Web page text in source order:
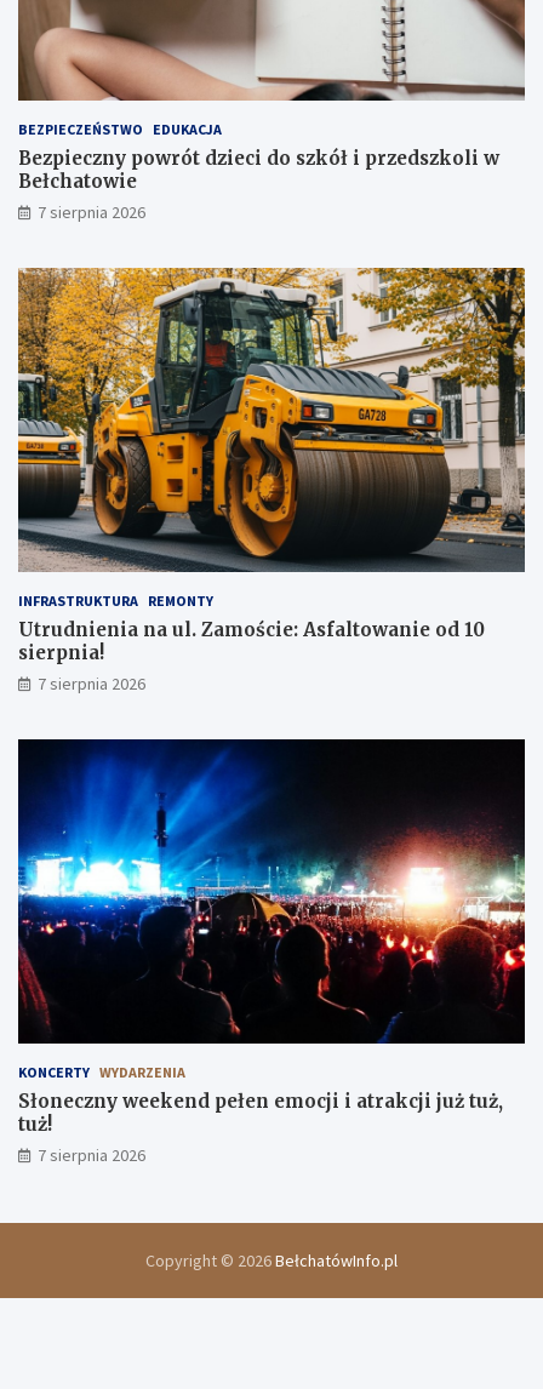
ż
u
ż
,
t
u
ż
BEZPIECZEŃSTWO EDUKACJA
Bezpieczny powrót dzieci do szkół i przedszkoli w
Bełchatowie
7 sierpnia 2026
INFRASTRUKTURA REMONTY
Utrudnienia na ul. Zamoście: Asfaltowanie od 10
sierpnia!
7 sierpnia 2026
KONCERTY WYDARZENIA
Słoneczny weekend pełen emocji i atrakcji już tuż,
tuż!
7 sierpnia 2026
Copyright © 2026BełchatówInfo.pl